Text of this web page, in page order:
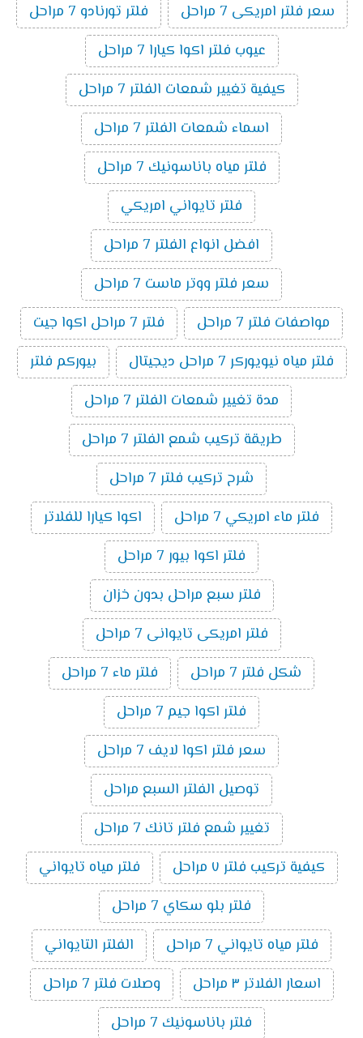
سعر فلتر امريكى 7 مراحل
فلتر تورنادو 7 مراحل
عيوب فلتر اكوا كيارا 7 مراحل
كيفية تغيير شمعات الفلتر 7 مراحل
اسماء شمعات الفلتر 7 مراحل
فلتر مياه باناسونيك 7 مراحل
فلتر تايواني امريكي
افضل انواع الفلتر 7 مراحل
سعر فلتر ووتر ماست 7 مراحل
مواصفات فلتر 7 مراحل
فلتر 7 مراحل اكوا جيت
فلتر مياه نيويوركر 7 مراحل ديجيتال
بيوركم فلتر
مدة تغيير شمعات الفلتر 7 مراحل
طريقة تركيب شمع الفلتر 7 مراحل
شرح تركيب فلتر 7 مراحل
فلتر ماء امريكي 7 مراحل
اكوا كيارا للفلاتر
فلتر اكوا بيور 7 مراحل
فلتر سبع مراحل بدون خزان
فلتر امريكى تايوانى 7 مراحل
شكل فلتر 7 مراحل
فلتر ماء 7 مراحل
فلتر اكوا جيم 7 مراحل
سعر فلتر اكوا لايف 7 مراحل
توصيل الفلتر السبع مراحل
تغيير شمع فلتر تانك 7 مراحل
كيفية تركيب فلتر ٧ مراحل
فلتر مياه تايواني
فلتر بلو سكاي 7 مراحل
فلتر مياه تايواني 7 مراحل
الفلتر التايواني
اسعار الفلاتر ٣ مراحل
وصلات فلتر 7 مراحل
فلتر باناسونيك 7 مراحل